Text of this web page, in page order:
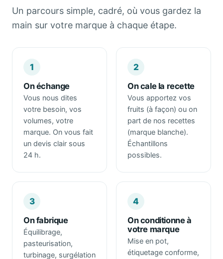
Un parcours simple, cadré, où vous gardez la
main sur votre marque à chaque étape.
1
On échange
Vous nous dites
votre besoin, vos
volumes, votre
marque. On vous fait
un devis clair sous
24 h.
2
On cale la recette
Vous apportez vos
fruits (à façon) ou on
part de nos recettes
(marque blanche).
Échantillons
possibles.
3
On fabrique
Équilibrage,
pasteurisation,
turbinage, surgélation
4
On conditionne à
votre marque
Mise en pot,
étiquetage conforme,